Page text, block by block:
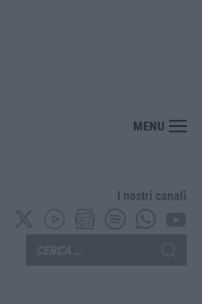
celebra lo stilista Anton Giulio Grande
MENU
I nostri canali